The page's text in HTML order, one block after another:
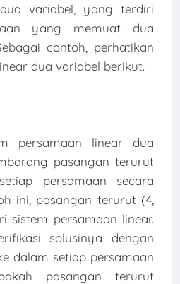
variabel, yang terdiri
yang memuat dua
contoh, perhatikan
dua variabel berikut.
persamaan linear dua
pasangan terurut
persamaan secara
ini, pasangan terurut (4,
sistem persamaan linear.
solusinya dengan
dalam setiap persamaan
pasangan terurut